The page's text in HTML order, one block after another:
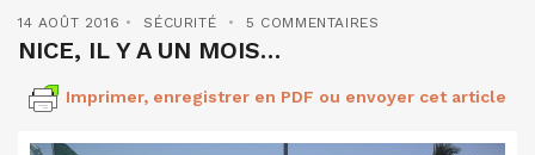
14 AOÛT 2016 SÉCURITÉ 5 COMMENTAIRES
NICE, IL Y A UN MOIS…
Imprimer, enregistrer en PDF ou envoyer cet article